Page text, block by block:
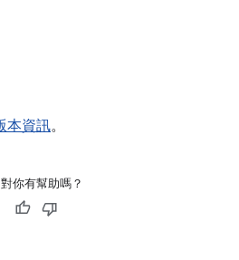
本資訊。
你有幫助嗎？